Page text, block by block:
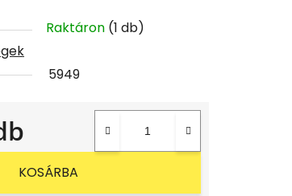
Raktáron (1 db)
5949
KOSÁRBA